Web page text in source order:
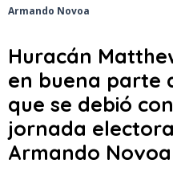
Armando Novoa
Huracán
en buena parte
que se debió
jornada
Armando Novoa